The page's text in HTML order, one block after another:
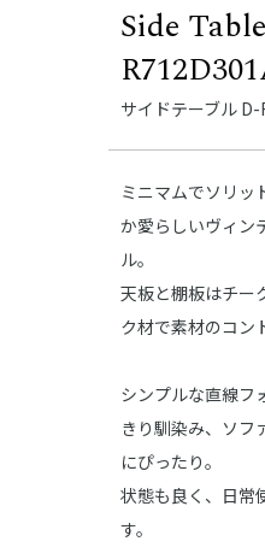
Side
サイドテーブル
ミニマムでソリッ
か愛らしいヴィン
ル。
天板と棚板はチー
ク材で素材のコン
シンプルな直線フ
きり馴染み、ソフ
にぴったり。
状態も良く、日常
す。